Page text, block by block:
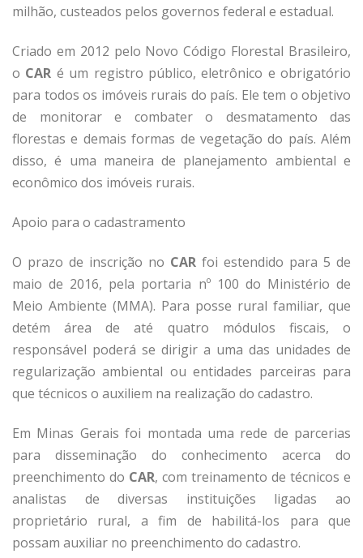
milhão, custeados pelos governos federal e estadual.
Criado em 2012 pelo Novo Código Florestal Brasileiro,
o CAR é um registro público, eletrônico e obrigatório
para todos os imóveis rurais do país. Ele tem o objetivo
de monitorar e combater o desmatamento das
florestas e demais formas de vegetação do país. Além
disso, é uma maneira de planejamento ambiental e
econômico dos imóveis rurais.
Apoio para o cadastramento
O prazo de inscrição no CAR foi estendido para 5 de
maio de 2016, pela portaria nº 100 do Ministério de
Meio Ambiente (MMA). Para posse rural familiar, que
detém área de até quatro módulos fiscais, o
responsável poderá se dirigir a uma das unidades de
regularização ambiental ou entidades parceiras para
que técnicos o auxiliem na realização do cadastro.
Em Minas Gerais foi montada uma rede de parcerias
para disseminação do conhecimento acerca do
preenchimento do CAR, com treinamento de técnicos e
analistas de diversas instituições ligadas ao
proprietário rural, a fim de habilitá-los para que
possam auxiliar no preenchimento do cadastro.